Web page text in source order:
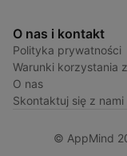
O nas i kontakt
Polityka prywatności
Warunki korzystania
O nas
Skontaktuj się z nami
© AppMind